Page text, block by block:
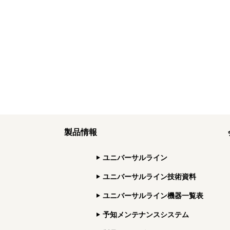
製品情報
ユニバーサルライン
ユニバーサルライン技術資料
ユニバーサルライン機器一覧表
予知メンテナンスシステム